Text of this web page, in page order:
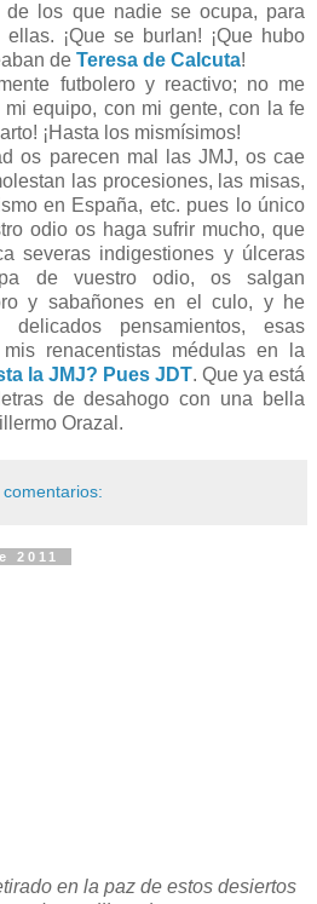
de los que nadie se ocupa, para
¡Que se burlan! ¡Que hubo
de Teresa de Calcuta!
futbolero y reactivo; no me
equipo, con mi gente, con la fe
¡Hasta los mismísimos!
os parecen mal las JMJ, os cae
las procesiones, las misas,
en España, etc. pues lo único
odio os haga sufrir mucho, que
severas indigestiones y úlceras
de vuestro odio, os salgan
y sabañones en el culo, y he
pensamientos, esas
renacentistas médulas en la
la JMJ? Pues JDT. Que ya está
de desahogo con una bella
Orazal.
comentarios:
2011
en la paz de estos desiertos